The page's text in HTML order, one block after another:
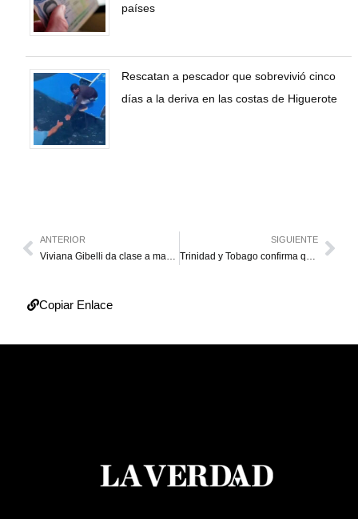
países
Rescatan a pescador que sobrevivió cinco
días a la deriva en las costas de Higuerote
ANTERIOR SIGUIENTE
Copiar Enlace